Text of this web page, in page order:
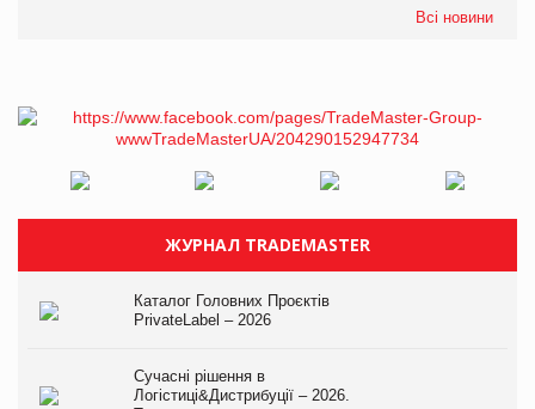
Всі новини
ЖУРНАЛ TRADEMASTER
Каталог Головних Проєктів
PrivateLabel – 2026
Сучасні рішення в
Логістиці&Дистрибуції – 2026.